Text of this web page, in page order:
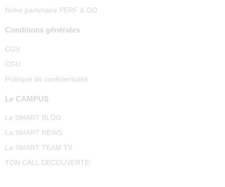
Notre partenaire PERF & GO
Conditions générales
CGV
CGU
Politique de confidentialité
Le CAMPUS
Le SMART BLOG
La SMART NEWS
La SMART TEAM TV
TON CALL DECOUVERTE